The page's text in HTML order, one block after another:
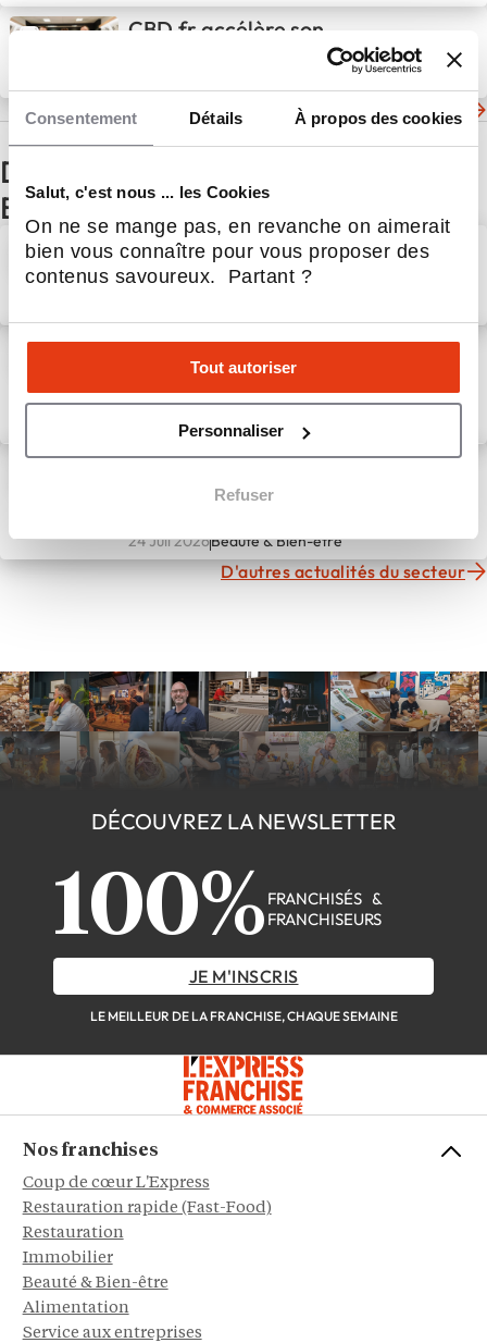
Consentement Détails À propos des cookies
Salut, c'est nous ... les Cookies
On ne se mange pas, en revanche on aimerait
bien vous connaître pour vous proposer des
contenus savoureux. Partant ?
Tout autoriser
Personnaliser
Refuser
CBD.fr accélère son
Les dernières actualités de CBD.FR
D'autres actualités du secteur
Beauté & Bien-être
Recherche de partenaires à
Paris et en Île de France
smartduck renforce sa
présence dans les Hauts-de-
France, à Lomme (59)
29 Juil 2026Beauté & Bien-être
Du premier contact à
l'ouverture : les 6 étapes pour
24 Juil 2026Beauté & Bien-être
D'autres actualités du secteur
DÉCOUVREZ LA NEWSLETTER
100% FRANCHISÉS &
FRANCHISEURS
JE M'INSCRIS
LE MEILLEUR DE LA FRANCHISE, CHAQUE SEMAINE
Nos franchises
Coup de cœur L'Express
Restauration rapide (Fast-Food)
Restauration
Immobilier
Beauté & Bien-être
Alimentation
Service aux entreprises